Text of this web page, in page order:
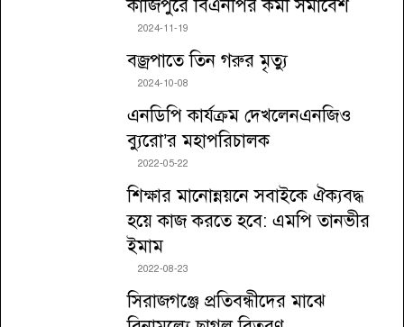
কাজিপুরে বিএনপির কর্মী সমাবেশ
2024-11-19
বজ্রপাতে তিন গরুর মৃত্যু
2024-10-08
এনডিপি কার্যক্রম দেখলেনএনজিও
ব্যুরো’র মহাপরিচালক
2022-05-22
শিক্ষার মানোন্নয়নে সবাইকে ঐক্যবদ্ধ
হয়ে কাজ করতে হবে: এমপি তানভীর
ইমাম
2022-08-23
সিরাজগঞ্জে প্রতিবন্ধীদের মাঝে